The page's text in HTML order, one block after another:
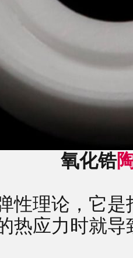
氧化锆
性理论，它
热应力时就